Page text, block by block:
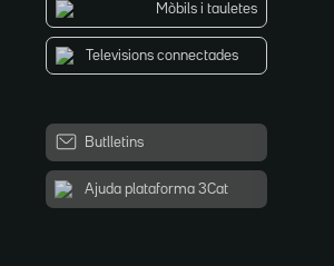
Mòbils i tauletes
Televisions connectades
Butlletins
Ajuda plataforma 3Cat